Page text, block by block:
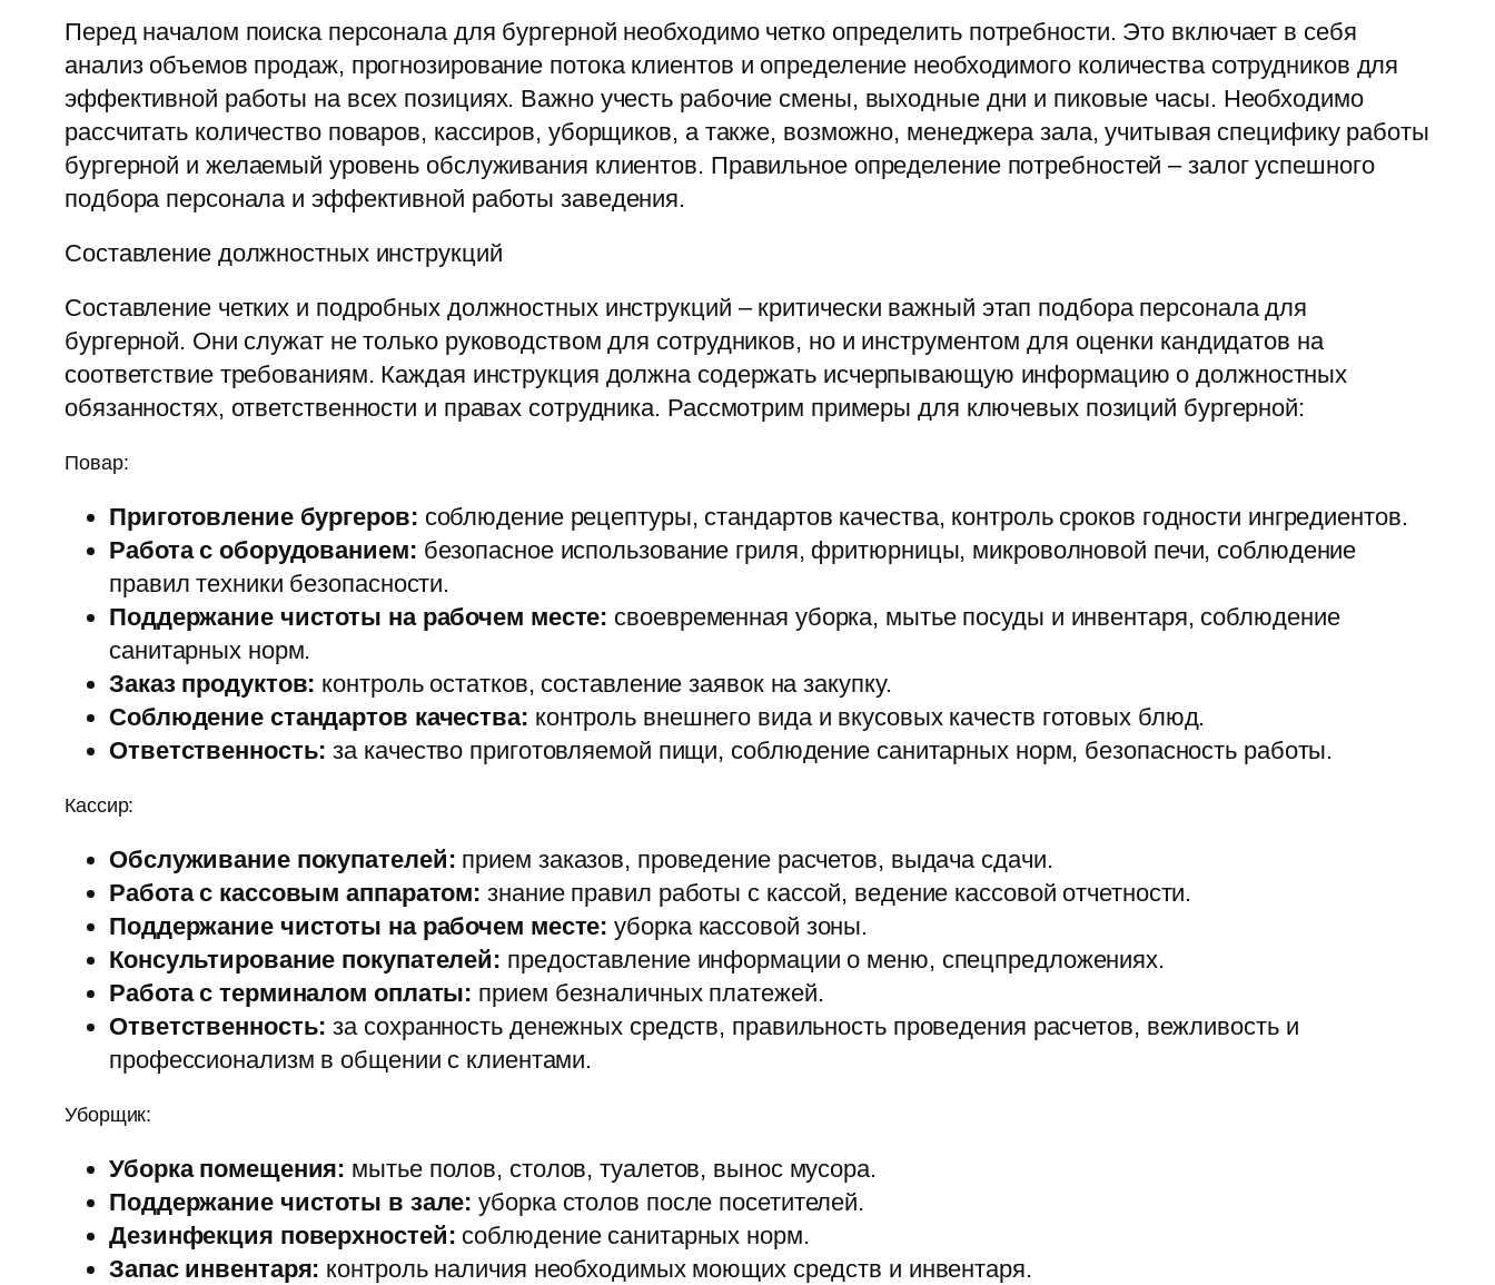
Перед началом поиска персонала для бургерной необходимо четко определить потребности. Это включает в себя
анализ объемов продаж, прогнозирование потока клиентов и определение необходимого количества сотрудников для
эффективной работы на всех позициях. Важно учесть рабочие смены, выходные дни и пиковые часы. Необходимо
рассчитать количество поваров, кассиров, уборщиков, а также, возможно, менеджера зала, учитывая специфику работы
бургерной и желаемый уровень обслуживания клиентов. Правильное определение потребностей – залог успешного
подбора персонала и эффективной работы заведения.
Составление должностных инструкций
Составление четких и подробных должностных инструкций – критически важный этап подбора персонала для
бургерной. Они служат не только руководством для сотрудников, но и инструментом для оценки кандидатов на
соответствие требованиям. Каждая инструкция должна содержать исчерпывающую информацию о должностных
обязанностях, ответственности и правах сотрудника. Рассмотрим примеры для ключевых позиций бургерной:
Повар:
Приготовление бургеров: соблюдение рецептуры, стандартов качества, контроль сроков годности ингредиентов.
Работа с оборудованием: безопасное использование гриля, фритюрницы, микроволновой печи, соблюдение
правил техники безопасности.
Поддержание чистоты на рабочем месте: своевременная уборка, мытье посуды и инвентаря, соблюдение
санитарных норм.
Заказ продуктов: контроль остатков, составление заявок на закупку.
Соблюдение стандартов качества: контроль внешнего вида и вкусовых качеств готовых блюд.
Ответственность: за качество приготовляемой пищи, соблюдение санитарных норм, безопасность работы.
Кассир:
Обслуживание покупателей: прием заказов, проведение расчетов, выдача сдачи.
Работа с кассовым аппаратом: знание правил работы с кассой, ведение кассовой отчетности.
Поддержание чистоты на рабочем месте: уборка кассовой зоны.
Консультирование покупателей: предоставление информации о меню, спецпредложениях.
Работа с терминалом оплаты: прием безналичных платежей.
Ответственность: за сохранность денежных средств, правильность проведения расчетов, вежливость и
профессионализм в общении с клиентами.
Уборщик:
Уборка помещения: мытье полов, столов, туалетов, вынос мусора.
Поддержание чистоты в зале: уборка столов после посетителей.
Дезинфекция поверхностей: соблюдение санитарных норм.
Запас инвентаря: контроль наличия необходимых моющих средств и инвентаря.